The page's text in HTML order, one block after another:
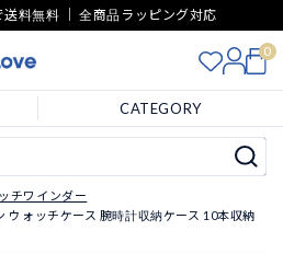
料無料 ｜ 全商品ラッピング対応
0
CATEGORY
チワインダー
ォッチケース 腕時計収納ケース 10本収納